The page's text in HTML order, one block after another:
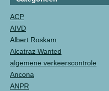
ACP
AIVD
Albert Roskam
Alcatraz Wanted
algemene verkeerscontrole
Ancona
ANPR